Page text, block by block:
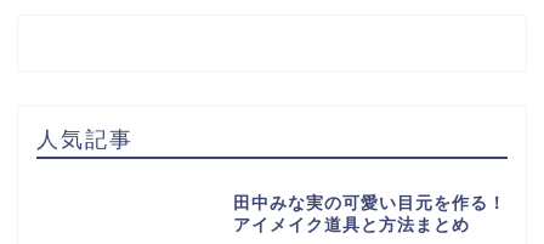
人気記事
田中みな実の可愛い目元を作る！
アイメイク道具と方法まとめ